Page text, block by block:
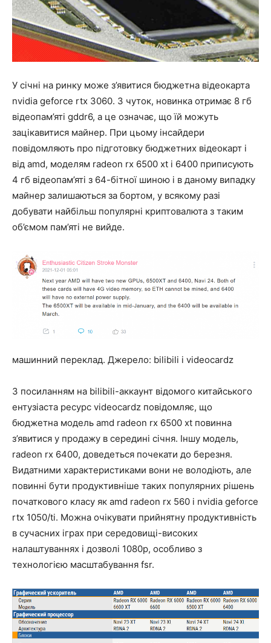
У січні на ринку може з’явитися бюджетна відеокарта
nvidia geforce rtx 3060. З чуток, новинка отримає 8 гб
відеопам’яті gddr6, а це означає, що їй можуть
зацікавитися майнер. При цьому інсайдери
повідомляють про підготовку бюджетних відеокарт і
від amd, моделям radeon rx 6500 xt і 6400 приписують
4 гб відеопам’яті з 64-бітної шиною і в даному випадку
майнер залишаються за бортом, у всякому разі
добувати найбільш популярні криптовалюта з таким
об’ємом пам’яті не вийде.
машинний переклад. Джерело: bilibili і videocardz
З посиланням на bilibili-аккаунт відомого китайського
ентузіаста ресурс videocardz повідомляє, що
бюджетна модель amd radeon rx 6500 xt повинна
з’явитися у продажу в середині січня. Іншу модель,
radeon rx 6400, доведеться почекати до березня.
Видатними характеристиками вони не володіють, але
повинні бути продуктивніше таких популярних рішень
початкового класу як amd radeon rx 560 і nvidia geforce
rtx 1050/ti. Можна очікувати прийнятну продуктивність
в сучасних іграх при середовищі-високих
налаштуваннях і дозволі 1080p, особливо з
технологією масштабування fsr.